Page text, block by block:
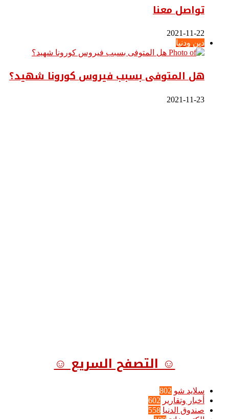
تواصل معنا
2021-11-22
دين ودنيا
هل المتوفى بسبب فيروس كورونا شهيد؟
2021-11-23
☺ التصفح السريع ☺
سلايد شو 802
أخبار وتقارير 602
صندوق الدنيا 558